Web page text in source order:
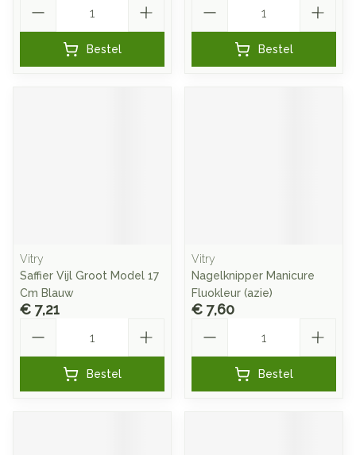
Bestel Bestel
Vitry
Saffier Vijl Groot Model 17
Cm Blauw
€ 7,21
Bestel
Vitry
Nagelknipper Manicure
Fluokleur (azie)
€ 7,60
Bestel